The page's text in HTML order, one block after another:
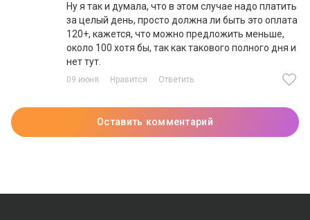
Ну я так и думала, что в этом случае надо платить
за целый день, просто должна ли быть это оплата
120+, кажется, что можно предложить меньше,
около 100 хотя бы, так как такового полного дня и
нет тут.
09 июня Нравится Ответить
Оставить комментарий